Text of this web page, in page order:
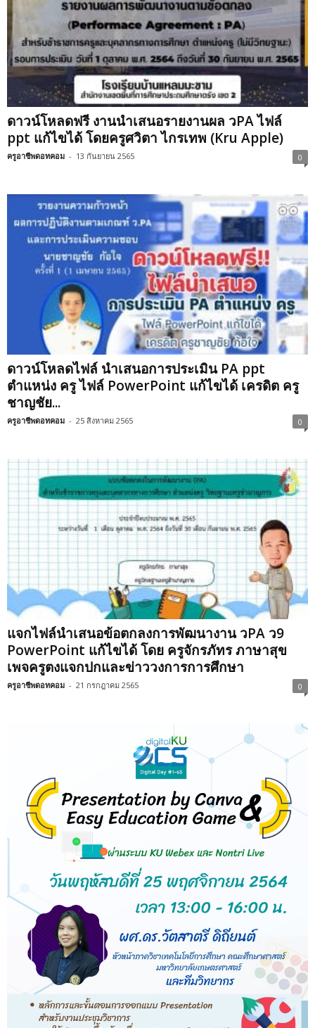
ดาวน์โหลดฟรี งานนำเสนอรายงานผล วPA ไฟล์
ppt แก้ไขได้ โดยครูศวิตา ไกรเทพ (Kru Apple)
ครูอาชีพดอทคอม - 13 กันยายน 2565 0
ดาวน์โหลดไฟล์ นำเสนอการประเมิน PA ppt
ตำแหน่ง ครู ไฟล์ PowerPoint แก้ไขได้ เครดิต ครู
ชาญชัย...
ครูอาชีพดอทคอม - 25 สิงหาคม 2565 0
แจกไฟล์นำเสนอข้อตกลงการพัฒนางาน วPA ว9
PowerPoint แก้ไขได้ โดย ครูจักรภัทร ภาษาสุข
เพจครูตงแจกปกและข่าววงการการศึกษา
ครูอาชีพดอทคอม - 21 กรกฎาคม 2565 0